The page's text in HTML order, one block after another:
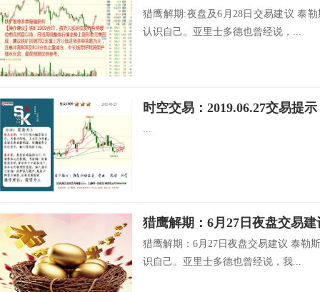
猎鹰解期:夜盘及6月28日交易建议 泰
认识自己。亚里士多德也曾经说，...
时空交易：2019.06.27交易提示
猎鹰解期：6月27日夜盘交易建
猎鹰解期：6月27日夜盘交易建议 泰勒
识自己。亚里士多德也曾经说，我...